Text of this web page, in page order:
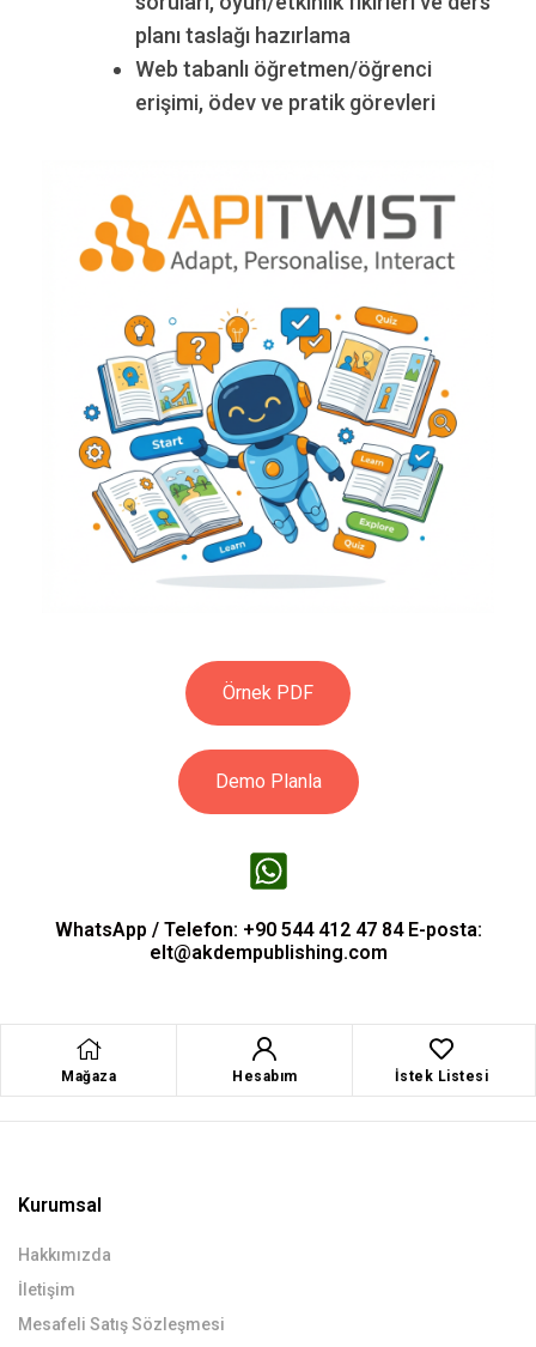
planı taslağı hazırlama
Web tabanlı öğretmen/öğrenci
erişimi, ödev ve pratik görevleri
Örnek PDF
Demo Planla
WhatsApp / Telefon: +90 544 412 47 84 E-posta:
elt@akdempublishing.com
Mağaza Hesabım İstek Listesi
Kurumsal
Hakkımızda
İletişim
Mesafeli Satış Sözleşmesi